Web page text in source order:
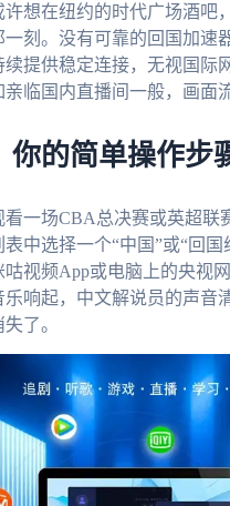
想在纽约的时代广场酒
刻。没有可靠的回国加速
提供稳定连接，无视国
临国内直播间一般，画面
你的简单操作步
一场CBA总决赛或英超
中选择一个“中国”或“回
视频App或电脑上的央视
响起，中文解说员的声
了。